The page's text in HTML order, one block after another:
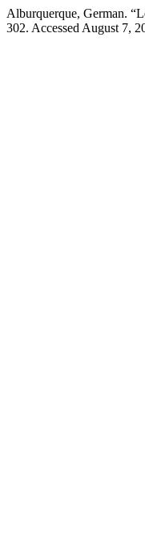
Alburquerque, German.
302. Accessed August 7,